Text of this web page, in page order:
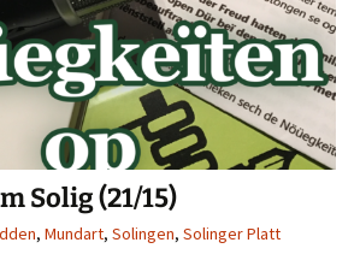
Solig (21/15)
, Mundart, Solingen, Solinger Platt